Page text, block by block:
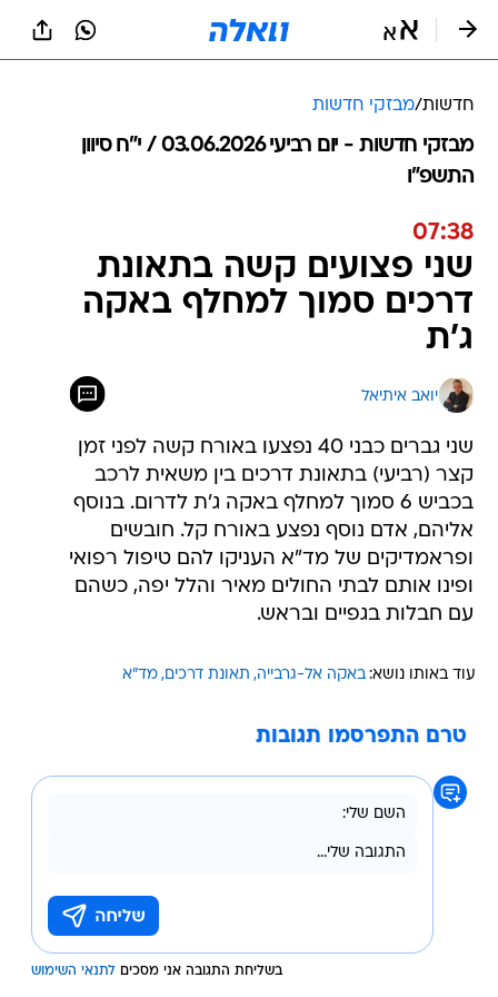
חדשות/מבזקי חדשות
מבזקי חדשות - יום רביעי 03.06.2026 / י״ח סיוון
התשפ"ו
07:38
שני פצועים קשה בתאונת
דרכים סמוך למחלף באקה
ג'ת
יואב איתיאל
שני גברים כבני 40 נפצעו באורח קשה לפני זמן
קצר (רביעי) בתאונת דרכים בין משאית לרכב
בכביש 6 סמוך למחלף באקה ג'ת לדרום. בנוסף
אליהם, אדם נוסף נפצע באורח קל. חובשים
ופראמדיקים של מד"א העניקו להם טיפול רפואי
ופינו אותם לבתי החולים מאיר והלל יפה, כשהם
עם חבלות בגפיים ובראש.
עוד באותו נושא: באקה אל-גרבייה תאונת דרכים מד"א
טרם התפרסמו תגובות
בשליחת התגובה אני מסכים לתנאי השימוש